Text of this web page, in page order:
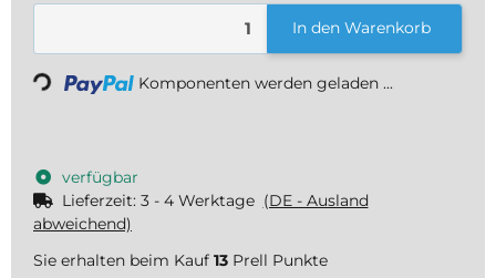
In den Warenkorb
Loading... Komponenten werden geladen ...
verfügbar
Lieferzeit: 3 - 4 Werktage (DE - Ausland
abweichend)
Sie erhalten beim Kauf 13 Prell Punkte